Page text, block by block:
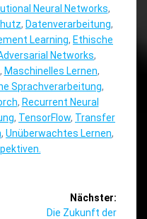
Neural Networks,
, Datenverarbeitung,
Learning, Ethische
Networks,
, Maschinelles Lernen,
Sprachverarbeitung,
, Recurrent Neural
, TensorFlow, Transfer
, Unüberwachtes Lernen,
Nächster:
Nächster
Die Zukunft der